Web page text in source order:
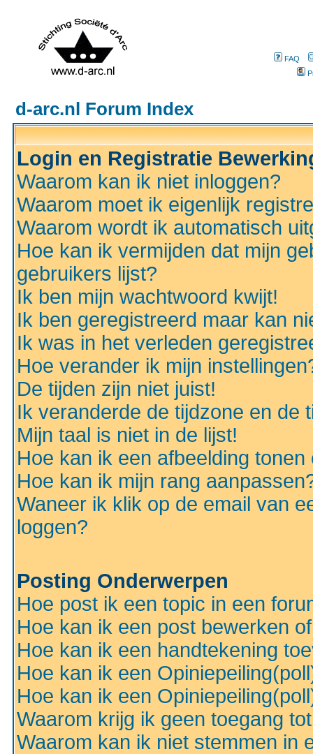
FAQ
d-arc.nl Forum Index
Login en Registratie
Waarom kan ik niet inloggen?
Waarom moet ik eigenlijk
Waarom wordt ik automatisch
Hoe kan ik vermijden dat mijn
gebruikers lijst?
Ik ben mijn wachtwoord kwijt!
Ik ben geregistreerd maar kan
Ik was in het verleden
Hoe verander ik mijn
De tijden zijn niet juist!
Ik veranderde de tijdzone en de
Mijn taal is niet in de lijst!
Hoe kan ik een afbeelding
Hoe kan ik mijn rang
Waneer ik klik op de email van
loggen?
Posting Onderwerpen
Hoe post ik een topic in een
Hoe kan ik een post bewerken
Hoe kan ik een handtekening
Hoe kan ik een
Hoe kan ik een
Waarom krijg ik geen toegang
Waarom kan ik niet stemmen in